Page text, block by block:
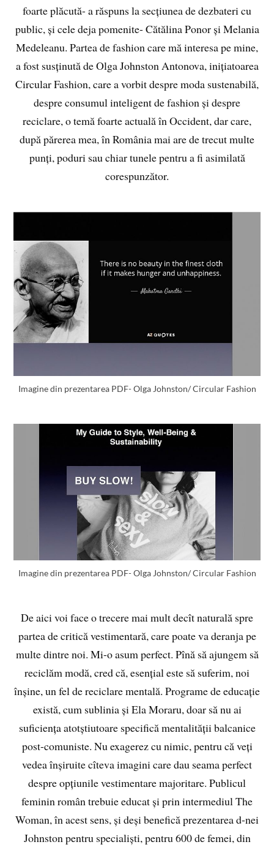
foarte plăcută- a răspuns la secțiunea de dezbateri cu
public, și cele deja pomenite- Cătălina Ponor și Melania
Medeleanu. Partea de fashion care mă interesa pe mine,
a fost susținută de Olga Johnston Antonova, inițiatoarea
Circular Fashion, care a vorbit despre moda sustenabilă,
despre consumul inteligent de fashion și despre
reciclare, o temă foarte actuală în Occident, dar care,
după părerea mea, în România mai are de trecut multe
punți, poduri sau chiar tunele pentru a fi asimilată
corespunzător.
Imagine din prezentarea PDF- Olga Johnston/ Circular Fashion
Imagine din prezentarea PDF- Olga Johnston/ Circular Fashion
De aici voi face o trecere mai mult decît naturală spre
partea de critică vestimentară, care poate va deranja pe
multe dintre noi. Mi-o asum perfect. Pînă să ajungem să
reciclăm modă, cred că, esențial este să suferim, noi
înșine, un fel de reciclare mentală. Programe de educație
există, cum sublinia și Ela Moraru, doar să nu ai
suficiența atotștiutoare specifică mentalității balcanice
post-comuniste. Nu exagerez cu nimic, pentru că veți
vedea înșiruite cîteva imagini care dau seama perfect
despre opțiunile vestimentare majoritare. Publicul
feminin român trebuie educat și prin intermediul The
Woman, în acest sens, și deși benefică prezentarea d-nei
Johnston pentru specialiști, pentru 600 de femei, din